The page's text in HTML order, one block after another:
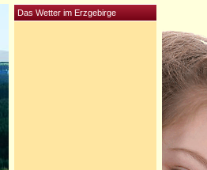
Das Wetter im Erzgebirge